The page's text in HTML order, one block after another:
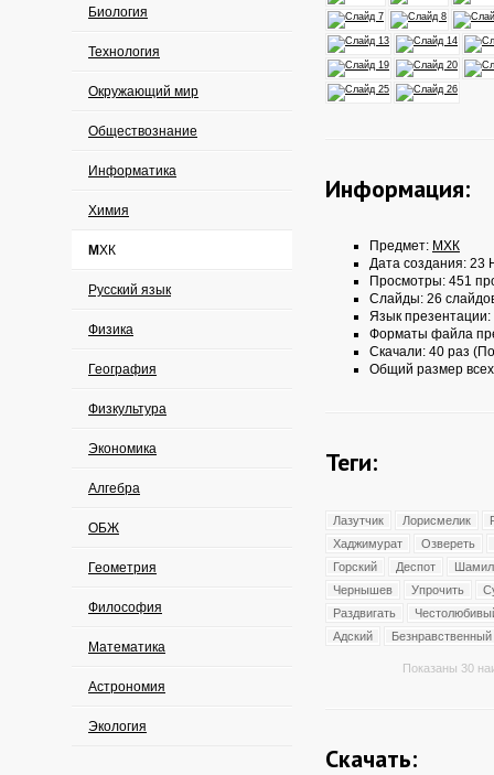
Биология
Технология
Окружающий мир
Обществознание
Информатика
Химия
МХК
Русский язык
Физика
География
Физкультура
Экономика
Алгебра
ОБЖ
Геометрия
Философия
Математика
Астрономия
Экология
Информация:
Предмет: МХК
Дата создания: 23
Просмотры: 451
Слайды: 26
Язык презентации:
Форматы файла
Скачали: 40 раз
Общий размер
Теги:
Лазутчик Лорисмелик
Хаджимурат
Озвереть
Горский
Деспот
Чернышев
Упрочить
Раздвигать
Адский
Безнравственный
Показаны 30
Скачать: